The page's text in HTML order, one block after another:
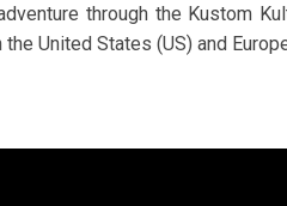
through the Kustom
United States (US) and